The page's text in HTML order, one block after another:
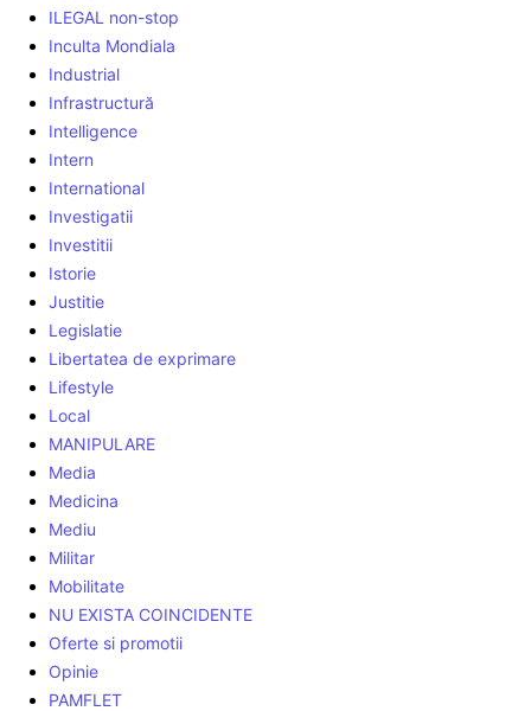
ILEGAL non-stop
Inculta Mondiala
Industrial
Infrastructură
Intelligence
Intern
International
Investigatii
Investitii
Istorie
Justitie
Legislatie
Libertatea de exprimare
Lifestyle
Local
MANIPULARE
Media
Medicina
Mediu
Militar
Mobilitate
NU EXISTA COINCIDENTE
Oferte si promotii
Opinie
PAMFLET